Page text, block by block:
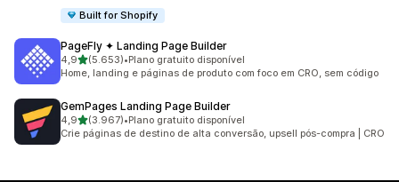
Built for Shopify
PageFly ✦ Landing Page Builder
4,9de 5 estrelas
(5.653)
5653 avaliações ao todo
•Plano gratuito disponível
Home, landing e páginas de produto com foco em CRO, sem código
GemPages Landing Page Builder
4,9de 5 estrelas
(3.967)
3967 avaliações ao todo
•Plano gratuito disponível
Crie páginas de destino de alta conversão, upsell pós-compra | CRO